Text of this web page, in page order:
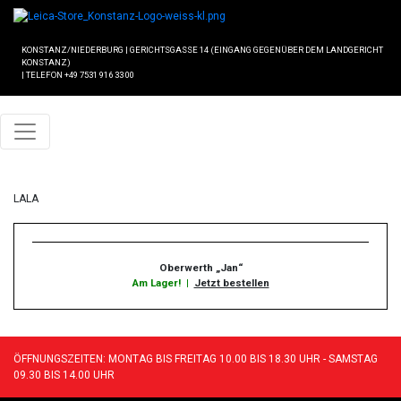
KONSTANZ/NIEDERBURG | GERICHTSGASSE 14 (EINGANG GEGENÜBER DEM LANDGERICHT
KONSTANZ)
| TELEFON +49 7531 916 33 00
LALA
Oberwerth „Jan“
Am Lager! | Jetzt bestellen
ÖFFNUNGSZEITEN: MONTAG BIS FREITAG 10.00 BIS 18.30 UHR - SAMSTAG
09.30 BIS 14.00 UHR